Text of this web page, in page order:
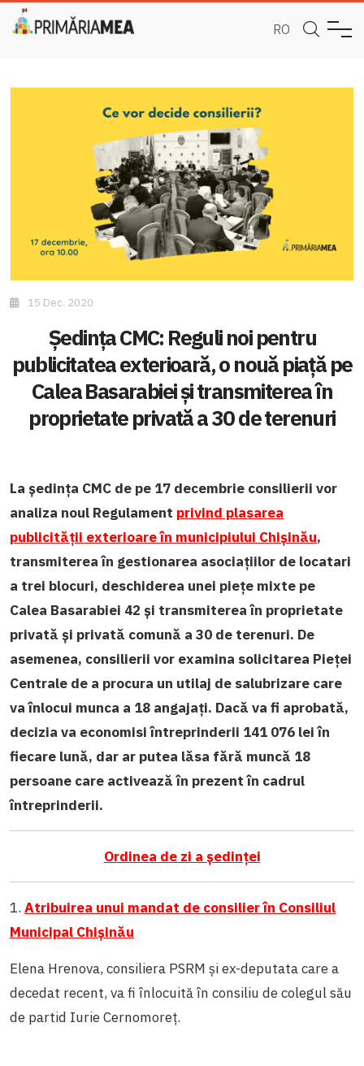
RO
15 Dec. 2020
Ședința CMC: Reguli noi pentru
publicitatea exterioară, o nouă piață pe
Calea Basarabiei și transmiterea în
proprietate privată a 30 de terenuri
La ședința CMC de pe 17 decembrie consilierii vor
analiza noul Regulament privind plasarea
publicității exterioare în municipiului Chișinău,
transmiterea în gestionarea asociațiilor de locatari
a trei blocuri, deschiderea unei piețe mixte pe
Calea Basarabiei 42 și transmiterea în proprietate
privată și privată comună a 30 de terenuri. De
asemenea, consilierii vor examina solicitarea Pieței
Centrale de a procura un utilaj de salubrizare care
va înlocui munca a 18 angajați. Dacă va fi aprobată,
decizia va economisi întreprinderii 141 076 lei în
fiecare lună, dar ar putea lăsa fără muncă 18
persoane care activează în prezent în cadrul
întreprinderii.
Ordinea de zi a ședinței
1. Atribuirea unui mandat de consilier în Consiliul
Municipal Chișinău
Elena Hrenova, consiliera PSRM și ex-deputata care a
decedat recent, va fi înlocuită în consiliu de colegul său
de partid Iurie Cernomoreț.